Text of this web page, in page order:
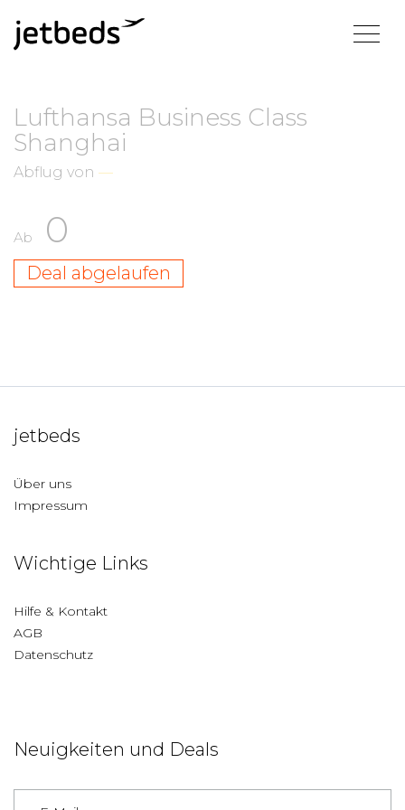
Lufthansa Business Class
Shanghai
Abflug von —
Ab 0
Deal abgelaufen
jetbeds
Über uns
Impressum
Wichtige Links
Hilfe & Kontakt
AGB
Datenschutz
Neuigkeiten und Deals